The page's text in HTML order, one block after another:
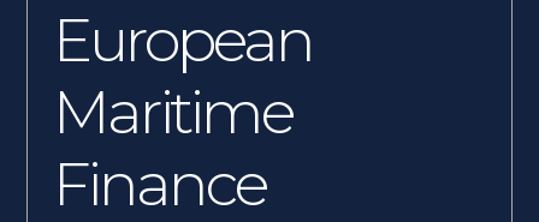
European
Maritime
Finance